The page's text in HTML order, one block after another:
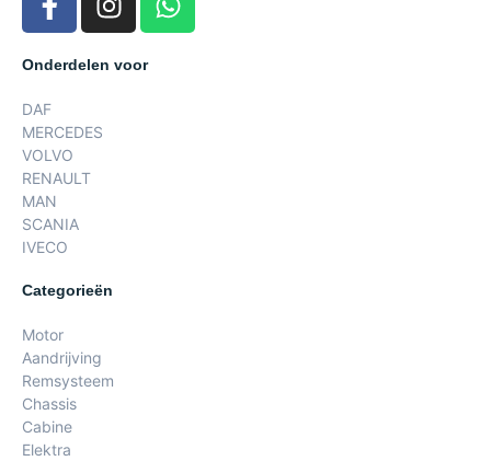
Onderdelen voor
DAF
MERCEDES
VOLVO
RENAULT
MAN
SCANIA
IVECO
Categorieën
Motor
Aandrijving
Remsysteem
Chassis
Cabine
Elektra